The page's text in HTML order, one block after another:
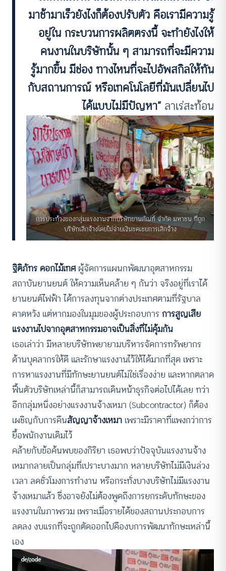
มาช้ามาเร็วยังไงก็ต้องปรับตัว คือเรามีความรู้
อยู่ใน กระบวนการผลิตตรงนี้ จะทำยังไงให้
คนงานในบริษัทนั้น ๆ สามารถที่จะมีความ
รู้มากขึ้น มีช่อง ทางไหนที่จะไปอัพสกิลให้ทัน
กับสถานการณ์ หรือเทคโนโลยีที่มันเปลี่ยนไป
ได้แบบไม่มีปัญหา” ลาเร่สะท้อน
การประท้วงของกลุ่มแรงงานจากบริษัทยานภัณฑ์ จำกัด มหาชน ที่ถูก
บริษัทเลิกจ้างโดยไม่จ่ายเงินชดเชยการเลิกจ้าง
ฐิติภัทร ดอกไม้เทศผู้จัดการแผนกพัฒนาอุตสาหกรรม
สถาบันยานยนต์ ให้ความเห็นคล้าย ๆ กันว่า จริงอยู่ที่เราได้
ยานยนต์ไฟฟ้า ได้การลงทุนจากต่างประเทศตามที่รัฐบาล
คาดหวัง แต่หากมองในมุมของผู้ประกอบการการสูญเสีย
แรงงานไปจากอุตสาหกรรมอาจเป็นสิ่งที่ไม่คุ้มกัน
เธอเล่าว่า มีหลายบริษัทพยายามบริหารจัดการทรัพยากร
ด้านบุคลากรให้ดี และรักษาแรงงานไว้ให้ได้มากที่สุด เพราะ
การหาแรงงานที่มีทักษะยานยนต์ไม่ใช่เรื่องง่าย และหากตลาด
ฟื้นตัวบริษัทเหล่านี้ก็สามารถเดินหน้าธุรกิจต่อไปได้เลย ทว่า
อีกกลุ่มหนึ่งอย่างแรงงานจ้างเหมา (Subcontractor) ก็ต้อง
เผชิญกับการคืนสัญญาจ้างเหมา เพราะมีราคาที่แพงกว่าการ
ยื้อพนักงานเดิมไว้
คล้ายกับข้อค้นพบของกิริยา เธอพบว่าปัจจุบันแรงงานจ้าง
เหมากลายเป็นกลุ่มที่เปราะบางมาก หลายบริษัทไม่มีเงินล่วง
เวลา ลดชั่วโมงการทำงาน หรือกระทั่งบางบริษัทไม่มีแรงงาน
จ้างเหมาแล้ว ซึ่งอาจยังไม่ต้องพูดถึงการยกระดับทักษะของ
แรงงานในภาพรวม เพราะเมื่อรายได้ของสถานประกอบการ
ลดลง งบแรกที่จะถูกตัดออกไปคืองบการพัฒนาทักษะเหล่านี้
เอง